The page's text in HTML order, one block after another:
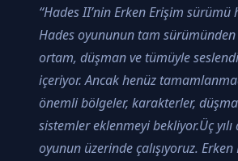
“Hades II’nin Erken Erişim sürümü
Hades oyununun tam
ortam, düşman ve tümüyle
içeriyor. Ancak henüz
önemli bölgeler, karakterler,
sistemler eklenmeyi bekliyor.Üç yılı
oyunun üzerinde çalışıyoruz. Erken